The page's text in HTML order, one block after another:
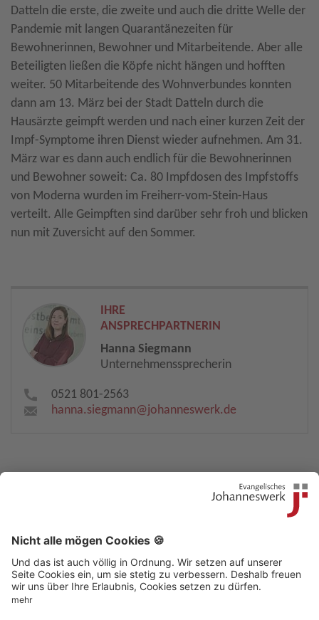
Datteln die erste, die zweite und auch die dritte Welle der
Pandemie mit langen Quarantänezeiten für
Bewohnerinnen, Bewohner und Mitarbeitende. Aber alle
Beteiligten ließen die Köpfe nicht hängen und hofften
weiter. 50 Mitarbeitende des Wohnverbundes konnten
dann am 13. März bei der Stadt Datteln durch die
Hausärzte geimpft werden und nach einer kurzen Zeit der
Impf-Symptome ihren Dienst wieder aufnehmen. Am 31.
März war es dann auch endlich für die Bewohnerinnen
und Bewohner soweit: Ca. 80 Impfdosen des Impfstoffs
von Moderna wurden im Freiherr-vom-Stein-Haus
verteilt. Alle Geimpften sind darüber sehr froh und blicken
nun mit Zuversicht auf den Sommer.
IHRE
ANSPRECHPARTNERIN
Hanna Siegmann
Unternehmenssprecherin
0521 801-2563
hanna.siegmann​@johanneswerk.de